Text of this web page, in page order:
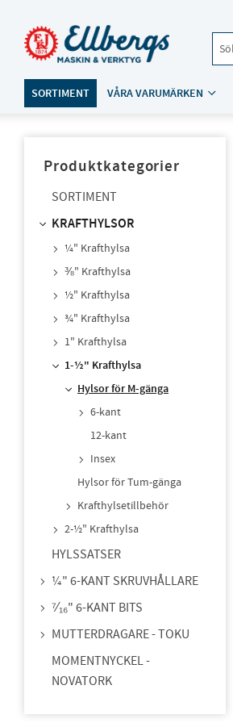
SORTIMENT VÅRA VARUMÄRKEN
Produktkategorier
SORTIMENT
KRAFTHYLSOR
¼" Krafthylsa
⅜" Krafthylsa
½" Krafthylsa
¾" Krafthylsa
1" Krafthylsa
1-½" Krafthylsa
Hylsor för M-gänga
6-kant
12-kant
Insex
Hylsor för Tum-gänga
Krafthylsetillbehör
2-½" Krafthylsa
HYLSSATSER
¼" 6-KANT SKRUVHÅLLARE
⁷⁄₁₆" 6-KANT BITS
MUTTERDRAGARE - TOKU
MOMENTNYCKEL -
NOVATORK